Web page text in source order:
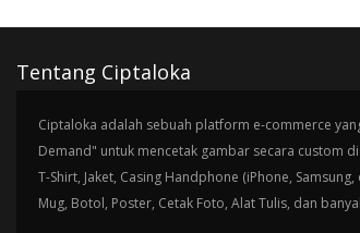
Tentang Ciptaloka
Ciptaloka adalah sebuah platform e-commerce
Demand" untuk mencetak gambar secara custom
T-Shirt, Jaket, Casing Handphone (iPhone,
Mug, Botol, Poster, Cetak Foto, Alat Tulis, dan